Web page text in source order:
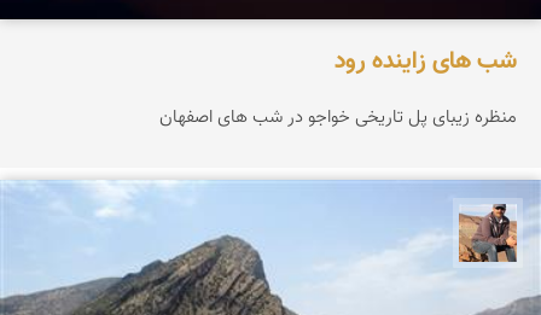
شب های زاینده رود
منظره زیبای پل تاریخی خواجو در شب های اصفهان
جمال زعیمی یزدی